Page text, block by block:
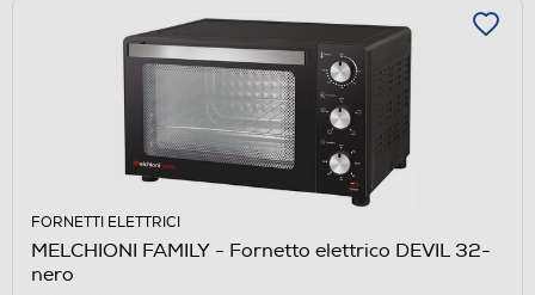
FORNETTI ELETTRICI
MELCHIONI FAMILY - Fornetto elettrico DEVIL 32-
nero